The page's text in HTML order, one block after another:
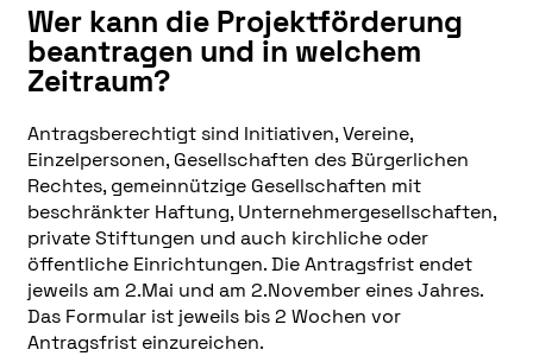
Wer kann die Projektförderung
beantragen und in welchem
Zeitraum?
Antragsberechtigt sind Initiativen, Vereine,
Einzelpersonen, Gesellschaften des Bürgerlichen
Rechtes, gemeinnützige Gesellschaften mit
beschränkter Haftung, Unternehmergesellschaften,
private Stiftungen und auch kirchliche oder
öffentliche Einrichtungen. Die Antragsfrist endet
jeweils am 2.Mai und am 2.November eines Jahres.
Das Formular ist jeweils bis 2 Wochen vor
Antragsfrist einzureichen.